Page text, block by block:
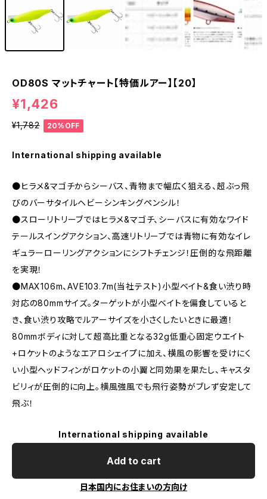
OD80S マットチャート【特価ルアー】【20】
¥1,426
¥1,782 20%OFF
International shipping available
●ヒラメ&マゴチからシーバス、青物まで幅広く狙える、超ぶっ飛
びのバーサタイルヘビーシンキングペンシル！
●スローリトリーブではヒラメ&マゴチ、シーバスに有効なワイド
テールスイングアクション、高速リトリーブでは青物に有効なイレ
ギュラーローリングアクションにシフトチェンジ！圧倒的な飛距離
を実現！
●MAX106m、AVE103.7m(当社テスト)小型ベイト&食い渋り時
対応の80mmサイズ。ターゲットが小型ベイトを偏食していると
き、食い渋り攻略でルアーサイズを小さくしたいときに最適！
80mmボディに対して超高比重となる32g低重心固定ウエイト
+ロケットのようなエアロシェイプに加え、横風の影響を受けにく
い小型ヘッドフィンがロケットの小翼と同効果を果たし、キャスタ
ビリィが圧倒的に向上。横風強風でも飛行姿勢がブレず安定して
飛ぶ！
International shipping available
Add to cart
日本国内にお住まいの方向け